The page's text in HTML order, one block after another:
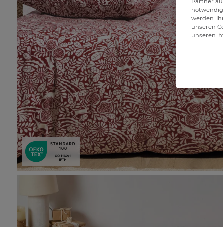
Partner
werden.
unseren
unseren